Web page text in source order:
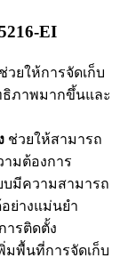
EI
ช่วยให้การจัดเก็บ
ภาพมากขึ้นและ
ช่วยให้สามารถ
ามต้องการ
บมีความสามารถ
ย่างแม่นยำ
ารติดตั้ง
มพื้นที่การจัดเก็บ